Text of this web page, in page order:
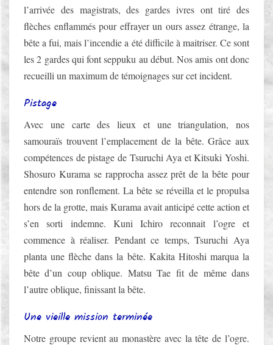
l’arrivée des magistrats, des gardes ivres ont tiré des
flèches enflammés pour effrayer un ours assez étrange, la
bête a fui, mais l’incendie a été difficile à maitriser. Ce sont
les 2 gardes qui font seppuku au début. Nos amis ont donc
recueilli un maximum de témoignages sur cet incident.
Pistage
Avec une carte des lieux et une triangulation, nos
samouraïs trouvent l’emplacement de la bête. Grâce aux
compétences de pistage de Tsuruchi Aya et Kitsuki Yoshi.
Shosuro Kurama se rapprocha assez prêt de la bête pour
entendre son ronflement. La bête se réveilla et le propulsa
hors de la grotte, mais Kurama avait anticipé cette action et
s’en sorti indemne. Kuni Ichiro reconnait l’ogre et
commence à réaliser. Pendant ce temps, Tsuruchi Aya
planta une flèche dans la bête. Kakita Hitoshi marqua la
bête d’un coup oblique. Matsu Tae fit de même dans
l’autre oblique, finissant la bête.
Une vieille mission terminée
Notre groupe revient au monastère avec la tête de l’ogre.